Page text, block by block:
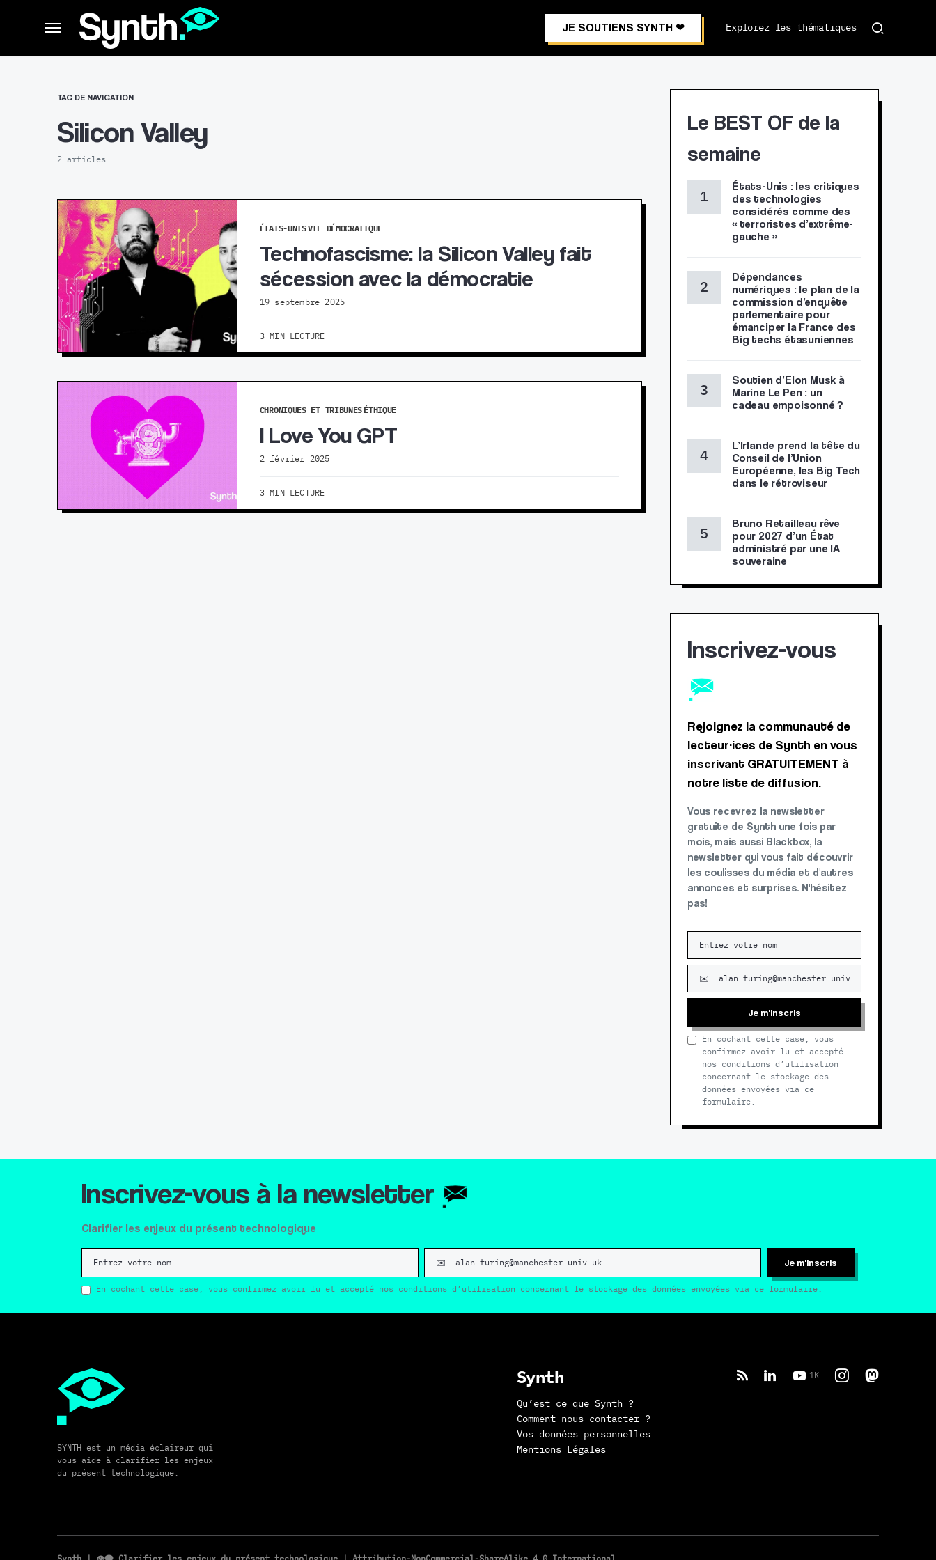
JE SOUTIENS SYNTH ❤︎ Explorez les thématiques
TAG DE NAVIGATION
Silicon Valley
2 articles
ÉTATS-UNISVIE DÉMOCRATIQUE
Technofascisme: la Silicon Valley fait
sécession avec la démocratie
19 septembre 2025
3 MIN LECTURE
CHRONIQUES ET TRIBUNES ÉTHIQUE
I Love You GPT
2 février 2025
3 MIN LECTURE
Le BEST OF de la
semaine
États-Unis : les critiques
des technologies
considérés comme des
« terroristes d’extrême-
gauche »
Dépendances
numériques : le plan de la
commission d’enquête
parlementaire pour
émanciper la France des
Big techs étasuniennes
Soutien d’Elon Musk à
Marine Le Pen : un
cadeau empoisonné ?
L’Irlande prend la tête du
Conseil de l’Union
Européenne, les Big Tech
dans le rétroviseur
Bruno Retailleau rêve
pour 2027 d’un État
administré par une IA
souveraine
Inscrivez-vous
Rejoignez la communauté de
lecteur·ices de Synth en vous
inscrivant GRATUITEMENT à
notre liste de diffusion.
Vous recevrez la newsletter
gratuite de Synth une fois par
mois, mais aussi Blackbox, la
newsletter qui vous fait découvrir
les coulisses du média et d'autres
annonces et surprises. N'hésitez
pas!
Je m'inscris
En cochant cette case, vous
confirmez avoir lu et accepté
nos conditions d’utilisation
concernant le stockage des
données envoyées via ce
formulaire.
Inscrivez-vous à la newsletter
Clarifier les enjeux du présent technologique
Je m'inscris
En cochant cette case, vous confirmez avoir lu et accepté nos conditions d’utilisation concernant le stockage des données envoyées via ce formulaire.
SYNTH est un média éclaireur qui
vous aide à clarifier les enjeux
du présent technologique.
Synth
Qu’est ce que Synth ?
Comment nous contacter ?
Vos données personnelles
Mentions Légales
1K